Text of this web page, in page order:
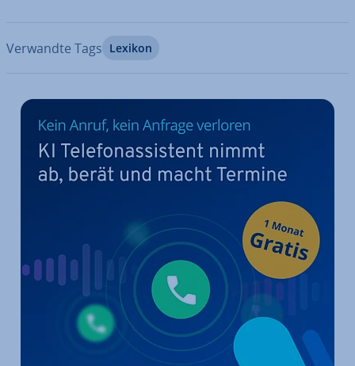
Verwandte Tags Lexikon
Zum Hauptmenü